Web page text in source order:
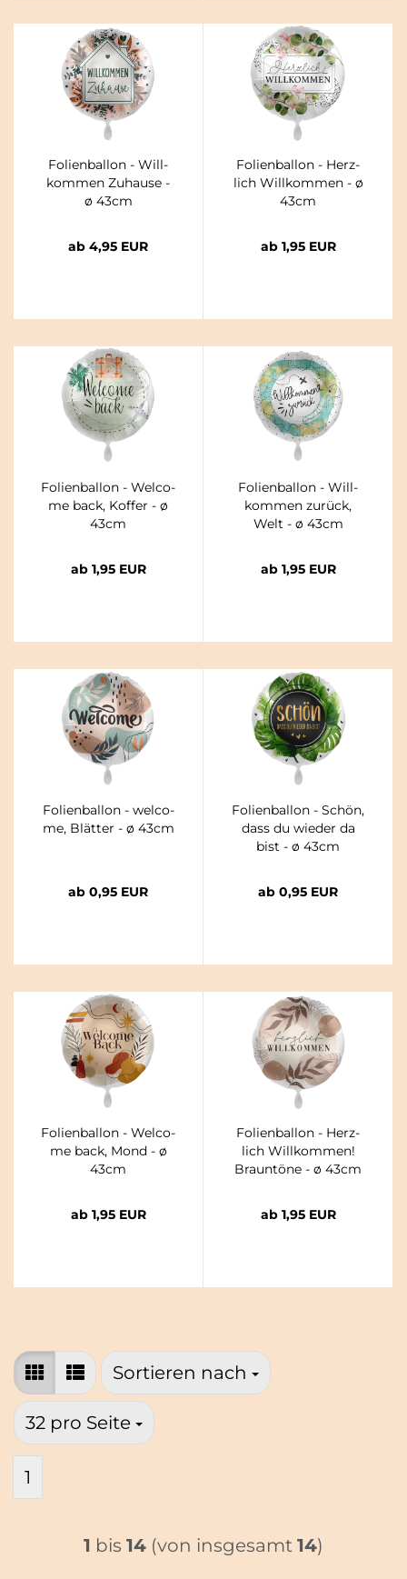
Fo­li­en­bal­lon - Will­
kom­men Zu­hau­se -
ø 43cm
ab 4,95 EUR
Fo­li­en­bal­lon - Herz­
lich Will­kom­men - ø
43cm
ab 1,95 EUR
Fo­li­en­bal­lon - Wel­co­
me back, Kof­fer - ø
43cm
ab 1,95 EUR
Fo­li­en­bal­lon - Will­
kom­men zu­rück,
Welt - ø 43cm
ab 1,95 EUR
Fo­li­en­bal­lon - wel­co­
me, Blät­ter - ø 43cm
ab 0,95 EUR
Fo­li­en­bal­lon - Schön,
dass du wie­der da
bist - ø 43cm
ab 0,95 EUR
Fo­li­en­bal­lon - Wel­co­
me back, Mond - ø
43cm
ab 1,95 EUR
Fo­li­en­bal­lon - Herz­
lich Will­kom­men!
Braun­tö­ne - ø 43cm
ab 1,95 EUR
Sortieren nach
Sortieren nach
32 pro Seite
pro Seite
1
1 bis 14 (von insgesamt 14)